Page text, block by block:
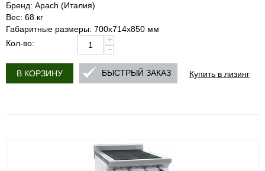
Бренд: Apach (Италия)
Вес: 68 кг
Габаритные размеры: 700х714х850 мм
Кол-во:
+
−
В КОРЗИНУ Купить в лизинг
БЫСТРЫЙ ЗАКАЗ